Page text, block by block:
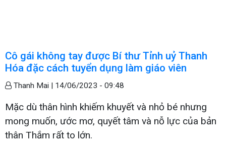
Cô gái không tay được Bí thư Tỉnh uỷ Thanh
Hóa đặc cách tuyển dụng làm giáo viên
Thanh Mai | 14/06/2023 - 09:48
Mặc dù thân hình khiếm khuyết và nhỏ bé nhưng
mong muốn, ước mơ, quyết tâm và nỗ lực của bản
thân Thắm rất to lớn.